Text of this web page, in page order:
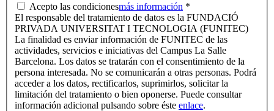
Acepto las condicionesmás información *
El responsable del tratamiento de datos es la FUNDACIÓ
PRIVADA UNIVERSITAT I TECNOLOGIA (FUNITEC)
La finalidad es enviar información de FUNITEC de las
actividades, servicios e iniciativas del Campus La Salle
Barcelona. Los datos se tratarán con el consentimiento de la
persona interesada. No se comunicarán a otras personas. Podrá
acceder a los datos, rectificarlos, suprimirlos, solicitar la
limitación del tratamiento o bien oponerse. Puede consultar
información adicional pulsando sobre éste enlace.